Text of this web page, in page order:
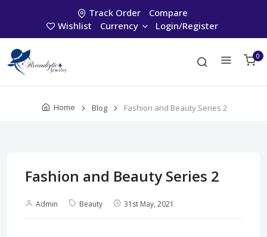
Track Order
Compare
Wishlist
Currency Login/Register
0
Home Blog Fashion and Beauty Series 2
Fashion and Beauty Series 2
Admin Beauty 31st May, 2021